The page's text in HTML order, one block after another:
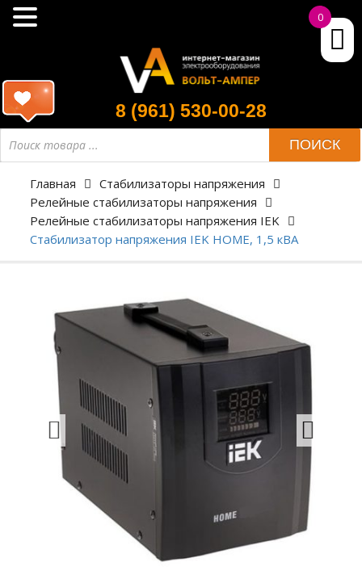
8 (961) 530-00-28
ПОИСК
Главная
Стабилизаторы напряжения
Релейные стабилизаторы напряжения
Релейные стабилизаторы напряжения IEK
Стабилизатор напряжения IEK HOME, 1,5 кВА
0